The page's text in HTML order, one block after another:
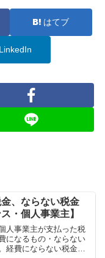
はてブ
LinkedIn
、ならない税金
・個人事業主】
人事業主が支払った税
になるもの・ならない
経費にならない税金次